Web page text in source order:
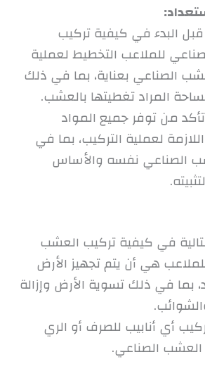
البدء في كيفية تركيب
للملاعب التخطيط لعملية
الصناعي بعناية، بما في ذلك
المراد تغطيتها بالعشب.
من توفر جميع المواد
لعملية التركيب، بما في
الصناعي نفسه والأساس
في كيفية تركيب العشب
هي أن يتم تجهيز الأرض
بما في ذلك تسوية الأرض وإزالة
أي أنابيب للصرف أو الري
الصناعي.